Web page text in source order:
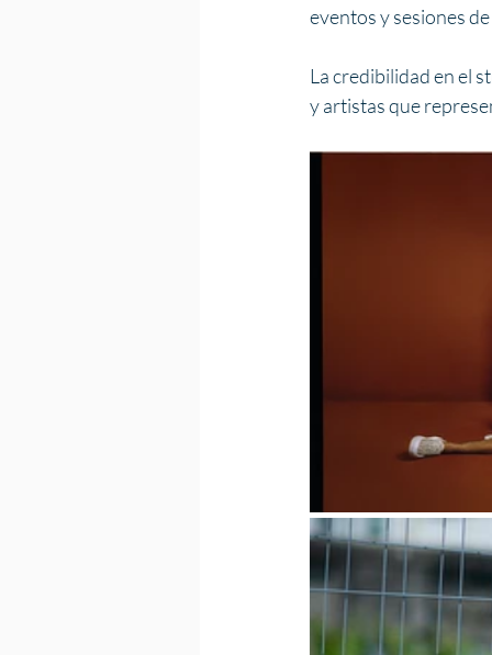
eventos y sesiones
La credibilidad en el
y artistas que